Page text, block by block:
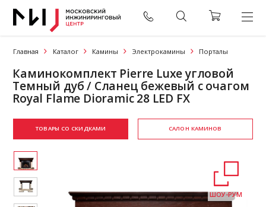
Главная Каталог Камины Электрокамины Порталы
Каминокомплект Pierre Luxe угловой
Темный дуб / Сланец бежевый с очагом
Royal Flame Dioramic 28 LED FX
ТОВАРЫ СО СКИДКАМИ САЛОН КАМИНОВ
ШОУ-РУМ